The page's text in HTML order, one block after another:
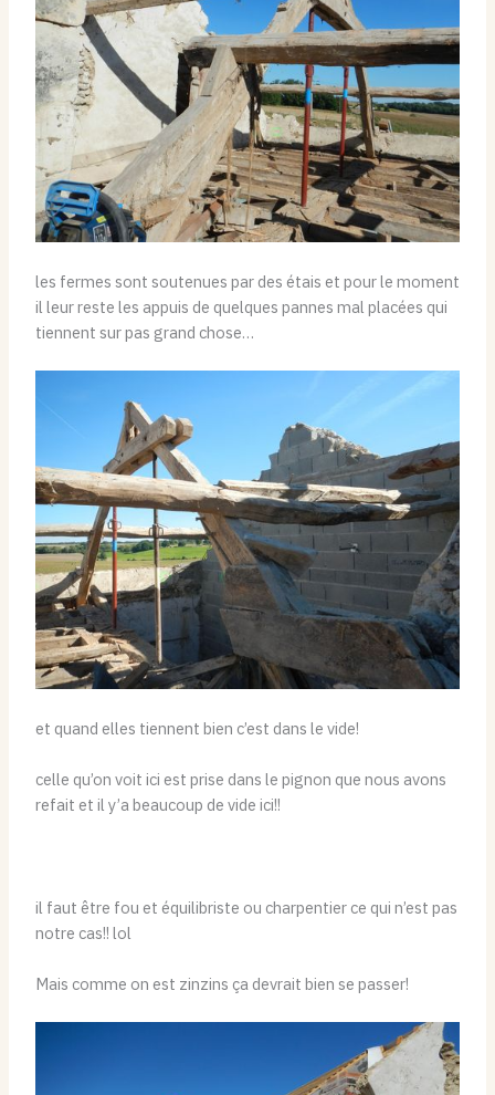
les fermes sont soutenues par des étais et pour le moment
il leur reste les appuis de quelques pannes mal placées qui
tiennent sur pas grand chose…
et quand elles tiennent bien c’est dans le vide!
celle qu’on voit ici est prise dans le pignon que nous avons
refait et il y’a beaucoup de vide ici!!
il faut être fou et équilibriste ou charpentier ce qui n’est pas
notre cas!! lol
Mais comme on est zinzins ça devrait bien se passer!